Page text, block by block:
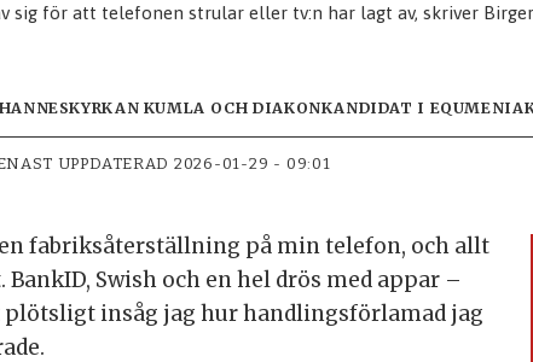
sig för att telefonen strular eller tv:n har lagt av, skriver Birger
KUMLA OCH DIAKONKANDIDAT I
UPPDATERAD 2026-01-29 - 09:01
Swish och en hel drös med appar –
insåg jag hur handlingsförlamad jag